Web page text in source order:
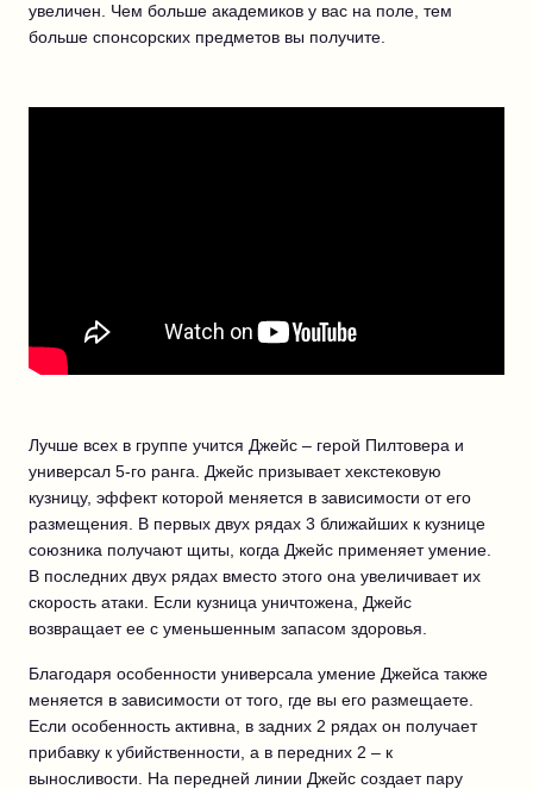
увеличен. Чем больше академиков у вас на поле, тем
больше спонсорских предметов вы получите.
Лучше всех в группе учится Джейс – герой Пилтовера и
универсал 5-го ранга. Джейс призывает хекстековую
кузницу, эффект которой меняется в зависимости от его
размещения. В первых двух рядах 3 ближайших к кузнице
союзника получают щиты, когда Джейс применяет умение.
В последних двух рядах вместо этого она увеличивает их
скорость атаки. Если кузница уничтожена, Джейс
возвращает ее с уменьшенным запасом здоровья.
Благодаря особенности универсала умение Джейса также
меняется в зависимости от того, где вы его размещаете.
Если особенность активна, в задних 2 рядах он получает
прибавку к убийственности, а в передних 2 – к
выносливости. На передней линии Джейс создает пару